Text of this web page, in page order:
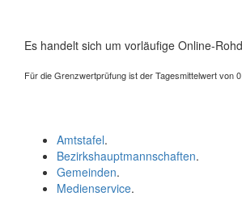
Es handelt sich um vorläufige Online-
Für die Grenzwertprüfung ist der Tagesmittelwert von
Amtstafel.
Bezirkshauptmannschaften.
Gemeinden.
Medienservice.